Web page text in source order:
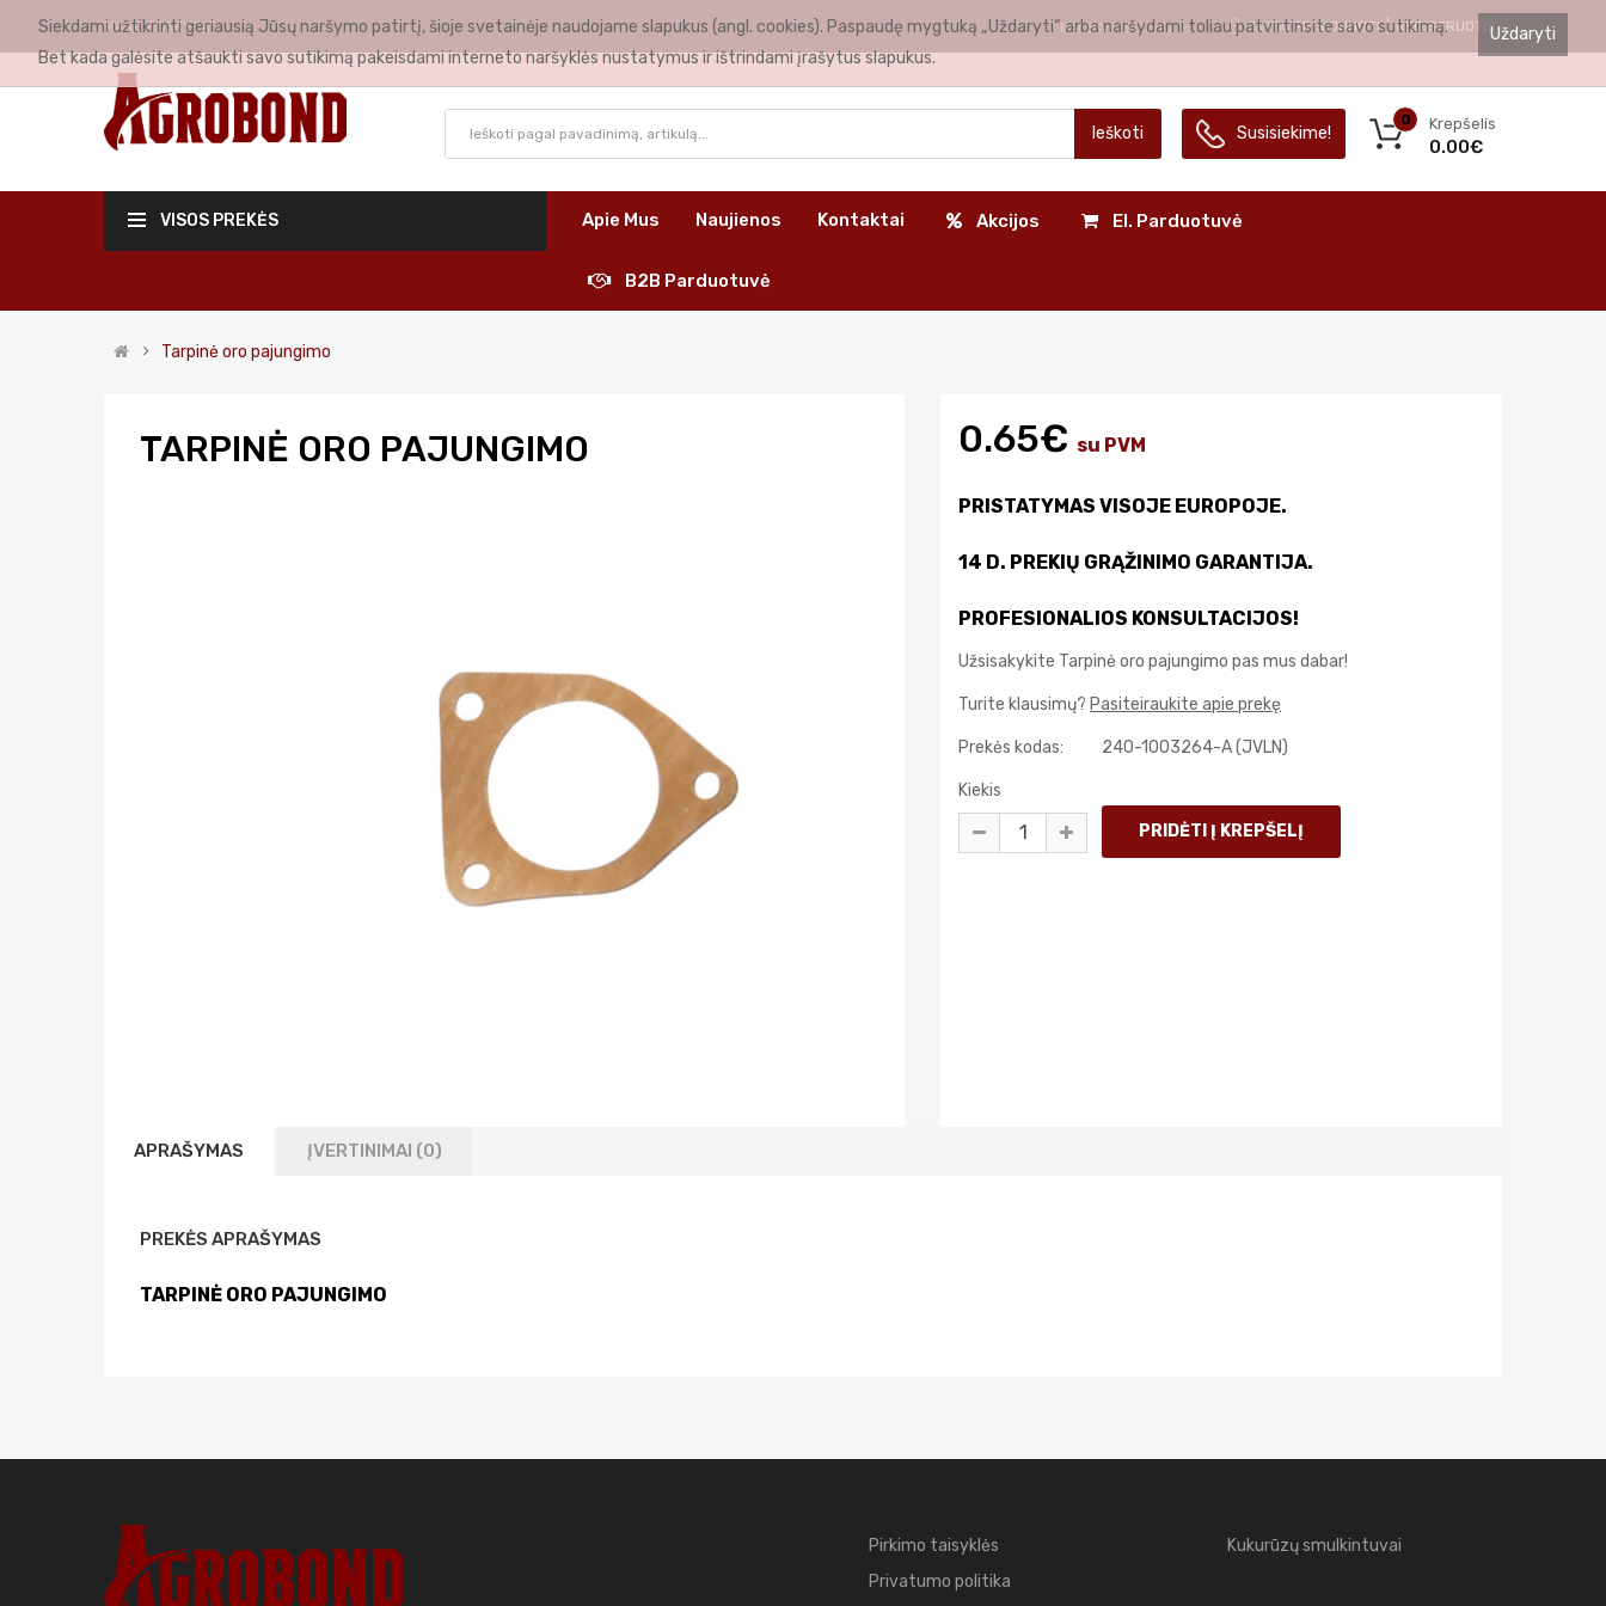
MANO PASKYRA KALBA LIETUVIŲ SVEIKI PRISIJUNGTI REGISTRUOTIS
Ieškoti Krepšelis
0
0.00€
Susisiekime!
VISOS PREKĖS Apie Mus Naujienos Kontaktai Akcijos El. Parduotuvė
B2B Parduotuvė
Tarpinė oro pajungimo
TARPINĖ ORO PAJUNGIMO 0.65€ su PVM
PRISTATYMAS VISOJE EUROPOJE.
14 D. PREKIŲ GRĄŽINIMO GARANTIJA.
PROFESIONALIOS KONSULTACIJOS!
Užsisakykite Tarpinė oro pajungimo pas mus dabar!
Turite klausimų? Pasiteiraukite apie prekę
Prekės kodas: 240-1003264-A (JVLN)
Kiekis
APRAŠYMAS ĮVERTINIMAI (0)
PREKĖS APRAŠYMAS
TARPINĖ ORO PAJUNGIMO
Pirkimo taisyklės
Privatumo politika
Kukurūzų smulkintuvai
Uždaryti
Siekdami užtikrinti geriausią Jūsų naršymo patirtį, šioje svetainėje naudojame slapukus (angl. cookies). Paspaudę mygtuką „Uždaryti“ arba naršydami toliau patvirtinsite savo sutikimą.
Bet kada galėsite atšaukti savo sutikimą pakeisdami interneto naršyklės nustatymus ir ištrindami įrašytus slapukus.